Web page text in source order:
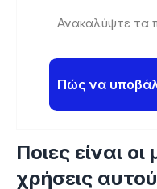
Ανακαλύψτε τα
Πώς να
Ποιες είναι
χρήσεις